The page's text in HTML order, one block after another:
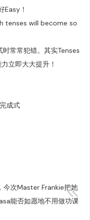
Easy！
tenses will become so
常常犯错。其实Tenses
立即大大提升！
成式
今次Master Frankie把她
能否如愿地不用做功课